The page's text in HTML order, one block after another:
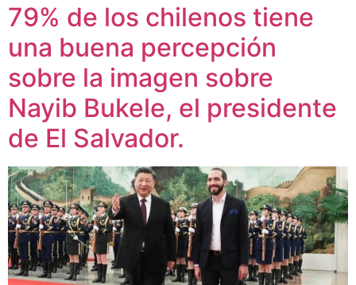
79% de los chilenos tiene
una buena percepción
sobre la imagen sobre
Nayib Bukele, el presidente
de El Salvador.